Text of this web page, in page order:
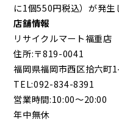
に1個550円税込）が発生
店舗情報
リサイクルマート福重店
住所:〒819-0041
福岡県福岡市西区拾六町
TEL:092-834-8391
営業時間:10:00～20:00
年中無休